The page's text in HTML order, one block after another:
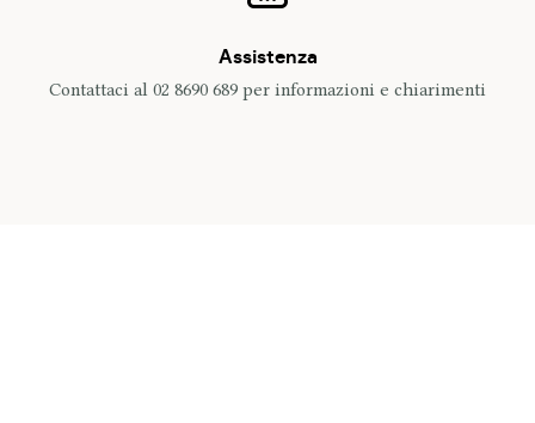
Assistenza
Contattaci al 02 8690 689 per informazioni e chiarimenti